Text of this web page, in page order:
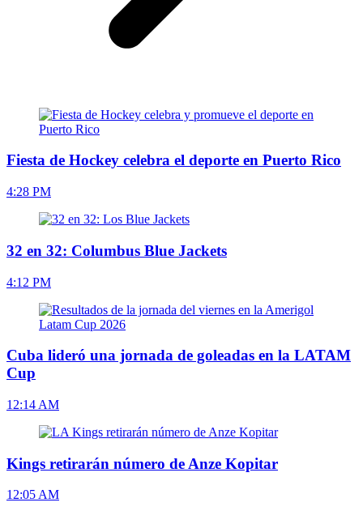
Fiesta de Hockey celebra el deporte en Puerto Rico
4:28 PM
32 en 32: Columbus Blue Jackets
4:12 PM
Cuba lideró una jornada de goleadas en la LATAM
Cup
12:14 AM
Kings retirarán número de Anze Kopitar
12:05 AM